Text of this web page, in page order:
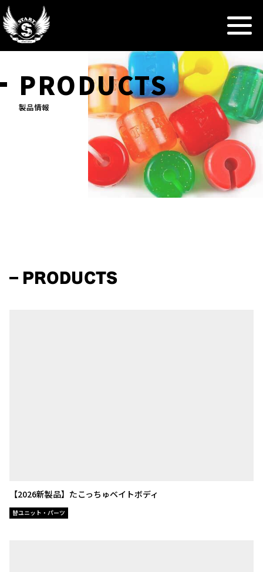
PRODUCTS
製品情報
PRODUCTS
【2026新製品】たこっちゅベイトボディ
替ユニット・パーツ